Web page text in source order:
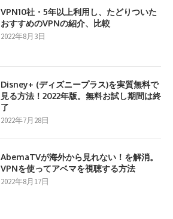
VPN10社・5年以上利用し、たどりついた
おすすめのVPNの紹介、比較
2022年8月3日
Disney+ (ディズニープラス)を実質無料で
見る方法！2022年版。無料お試し期間は終
了
2022年7月28日
AbemaTVが海外から見れない！を解消。
VPNを使ってアベマを視聴する方法
2022年8月17日